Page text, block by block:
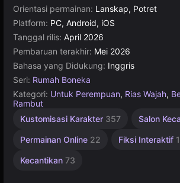
Orientasi permainan: Lanskap, Potret
Platform: PC, Android, iOS
Tanggal rilis: April 2026
Pembaruan terakhir: Mei 2026
Bahasa yang Didukung: Inggris
Seri: Rumah Boneka
Kategori: Untuk Perempuan, Rias Wajah,
Rambut
Kustomisasi Karakter 357 Salon
Permainan Online 22 Fiksi Interaktif
Kecantikan 73